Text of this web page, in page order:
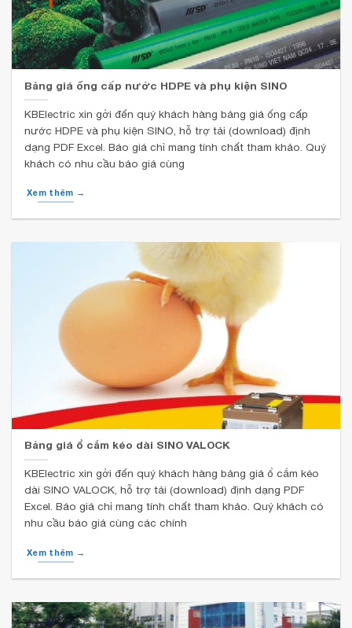
Bảng giá ống cấp nước HDPE và phụ kiện SINO
KBElectric xin gởi đến quý khách hàng bảng giá ống cấp
nước HDPE và phụ kiện SINO, hỗ trợ tải (download) định
dạng PDF Excel. Báo giá chỉ mang tính chất tham khảo. Quý
khách có nhu cầu báo giá cùng
Xem thêm →
Bảng giá ổ cắm kéo dài SINO VALOCK
KBElectric xin gởi đến quý khách hàng bảng giá ổ cắm kéo
dài SINO VALOCK, hỗ trợ tải (download) định dạng PDF
Excel. Báo giá chỉ mang tính chất tham khảo. Quý khách có
nhu cầu báo giá cùng các chính
Xem thêm →